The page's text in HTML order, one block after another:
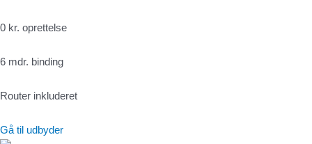
0 kr. oprettelse
6 mdr. binding
Router inkluderet
Gå til udbyder